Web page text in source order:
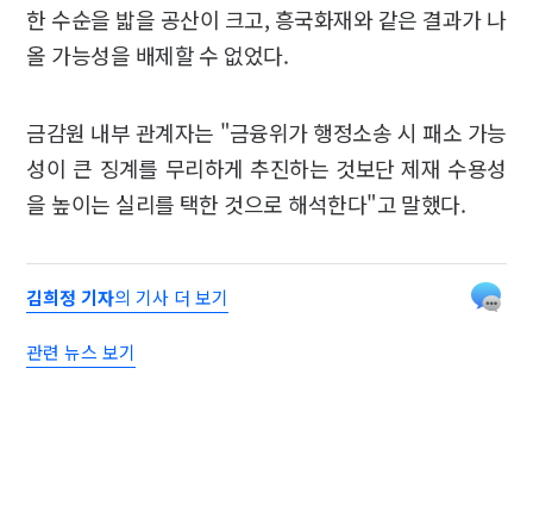
한 수순을 밟을 공산이 크고, 흥국화재와 같은 결과가 나
올 가능성을 배제할 수 없었다.
금감원 내부 관계자는 "금융위가 행정소송 시 패소 가능
성이 큰 징계를 무리하게 추진하는 것보단 제재 수용성
을 높이는 실리를 택한 것으로 해석한다"고 말했다.
김희정 기자의 기사 더 보기
관련 뉴스 보기